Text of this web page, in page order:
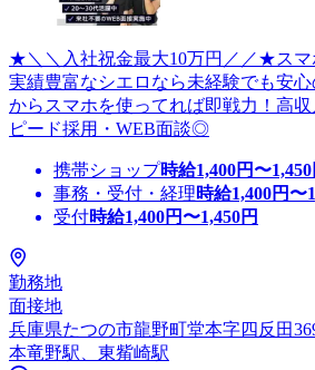
★＼＼入社祝金最大10万円／／★スマ
実績豊富なシエロなら未経験でも安
からスマホを使ってれば即戦力！高
ピード採用・WEB面談◎
携帯ショップ時給1,400円〜1,450
事務・受付・経理時給1,400円〜
受付時給1,400円〜1,450円
勤務地
面接地
兵庫県たつの市龍野町堂本字四反田
本竜野駅、東觜崎駅